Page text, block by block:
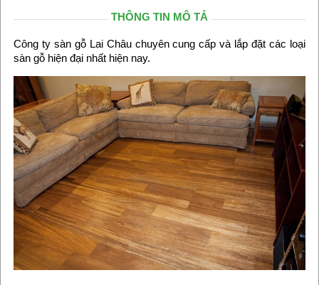
THÔNG TIN MÔ TẢ
Công ty sàn gỗ Lai Châu chuyên cung cấp và lắp đặt các loại
sàn gỗ hiện đại nhất hiện nay.